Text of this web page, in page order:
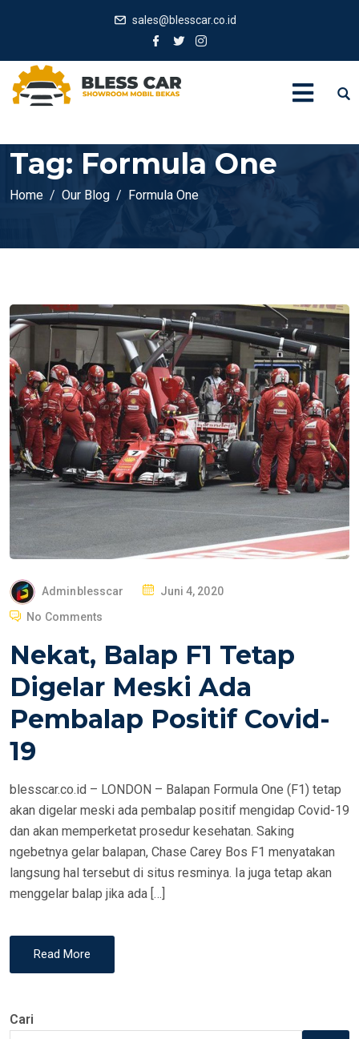
sales@blesscar.co.id
Tag: Formula One
Home Our Blog Formula One
Adminblesscar
T
E
D
O
Juni 4, 2020
No Comments
Nekat, Balap F1 Tetap
Digelar Meski Ada
Pembalap Positif Covid-
19
blesscar.co.id – LONDON – Balapan Formula One (F1) tetap
akan digelar meski ada pembalap positif mengidap Covid-19
dan akan memperketat prosedur kesehatan. Saking
ngebetnya gelar balapan, Chase Carey Bos F1 menyatakan
langsung hal tersebut di situs resminya. Ia juga tetap akan
menggelar balap jika ada […]
Read More
Cari